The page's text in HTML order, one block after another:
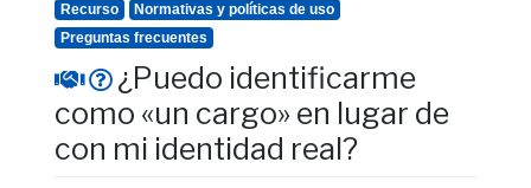
Recurso
Normativas y políticas de uso
Preguntas frecuentes
¿Puedo identificarme
como «un cargo» en lugar de
con mi identidad real?